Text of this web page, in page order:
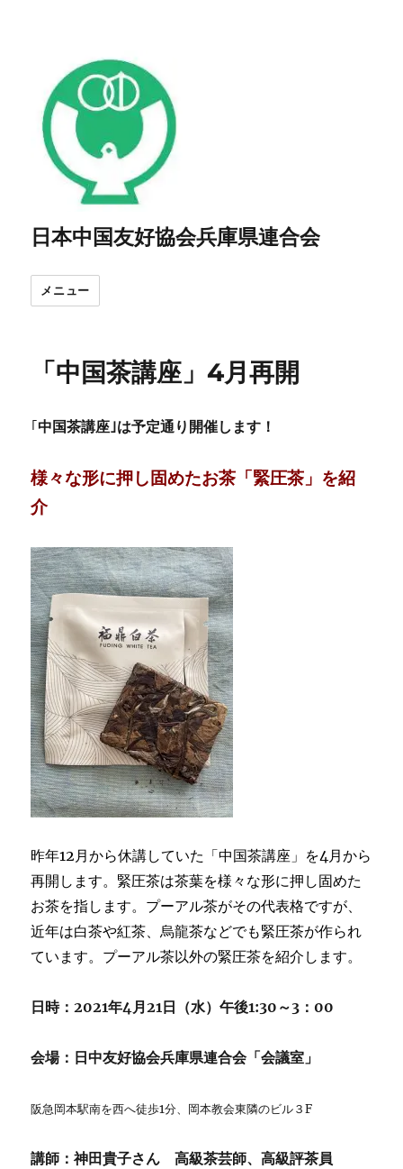
日本中国友好協会兵庫県連合会
メニュー
「中国茶講座」4月再開
｢中国茶講座｣は予定通り開催します！
様々な形に押し固めたお茶「緊圧茶」を紹
介
昨年12月から休講していた「中国茶講座」を4月から
再開します。緊圧茶は茶葉を様々な形に押し固めた
お茶を指します。プーアル茶がその代表格ですが、
近年は白茶や紅茶、烏龍茶などでも緊圧茶が作られ
ています。プーアル茶以外の緊圧茶を紹介します。
日時：2021年4月21日（水）午後1:30～3：00
会場：日中友好協会兵庫県連合会「会議室」
阪急岡本駅南を西へ徒歩1分、岡本教会東隣のビル３F
講師：神田貴子さん 高級茶芸師、高級評茶員